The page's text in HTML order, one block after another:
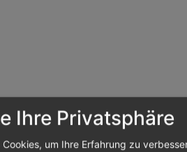
Ihre Privatsphäre
um Ihre Erfahrung zu